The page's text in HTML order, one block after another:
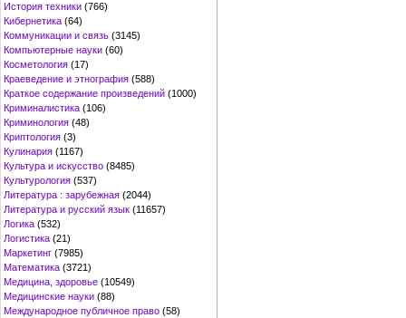
История техники (766)
Кибернетика (64)
Коммуникации и связь (3145)
Компьютерные науки (60)
Косметология (17)
Краеведение и этнография (588)
Краткое содержание произведений (1000)
Криминалистика (106)
Криминология (48)
Криптология (3)
Кулинария (1167)
Культура и искусство (8485)
Культурология (537)
Литература : зарубежная (2044)
Литература и русский язык (11657)
Логика (532)
Логистика (21)
Маркетинг (7985)
Математика (3721)
Медицина, здоровье (10549)
Медицинские науки (88)
Международное публичное право (58)